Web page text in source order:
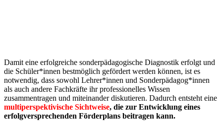
Damit eine erfolgreiche sonderpädagogische Diagnostik erfolgt und
die Schüler*innen bestmöglich gefördert werden können, ist es
notwendig, dass sowohl Lehrer*innen und Sonderpädagog*innen
als auch andere Fachkräfte ihr professionelles Wissen
zusammentragen und miteinander diskutieren. Dadurch entsteht eine
multiperspektivische Sichtweise, die zur Entwicklung eines
erfolgversprechenden Förderplans beitragen kann.